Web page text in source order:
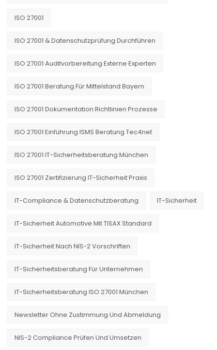
ISO 27001
ISO 27001 & Datenschutzprüfung Durchführen
ISO 27001 Auditvorbereitung Externe Experten
ISO 27001 Beratung Für Mittelstand Bayern
ISO 27001 Dokumentation Richtlinien Prozesse
ISO 27001 Einführung ISMS Beratung Tec4net
ISO 27001 IT-Sicherheitsberatung München
ISO 27001 Zertifizierung IT-Sicherheit Praxis
IT-Compliance & Datenschutzberatung IT-Sicherheit
IT-Sicherheit Automotive Mit TISAX Standard
IT-Sicherheit Nach NIS-2 Vorschriften
IT-Sicherheitsberatung Für Unternehmen
IT-Sicherheitsberatung ISO 27001 München
Newsletter Ohne Zustimmung Und Abmeldung
NIS-2 Compliance Prüfen Und Umsetzen